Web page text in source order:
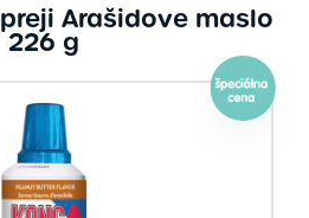
Arašidove maslo
226 g